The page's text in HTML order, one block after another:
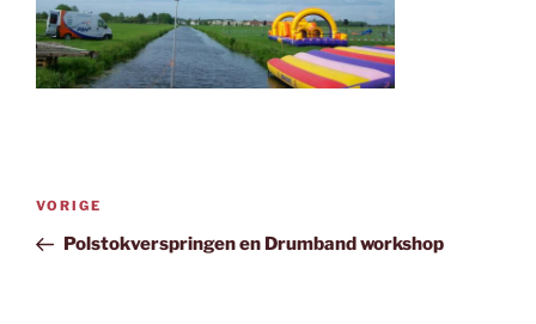
Bericht
Vorig
bericht
VORIGE
Polstokverspringen en Drumband workshop